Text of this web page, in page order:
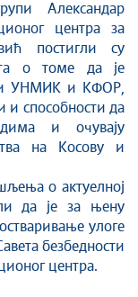
Александар
центра за
постигли су
о томе да је
УНМИК и КФОР,
и способности да
и очувају
на Косову и
о актуелној
да је за њену
улоге
безбедности
центра.